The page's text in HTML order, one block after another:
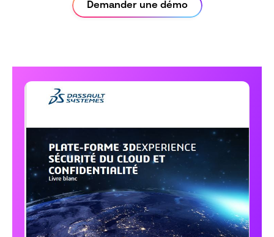
Demander une démo